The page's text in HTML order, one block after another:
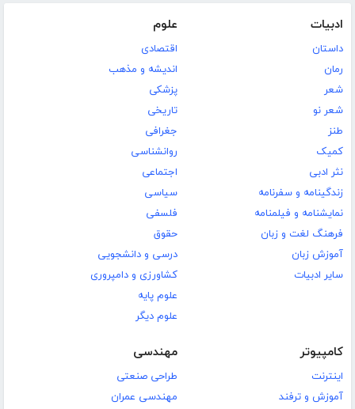
ادبیات
داستان
رمان
شعر
شعر نو
طنز
کمیک
نثر ادبی
زندگینامه و سفرنامه
نمایشنامه و فیلمنامه
فرهنگ لغت و زبان
آموزش زبان
سایر ادبیات
علوم
اقتصادی
اندیشه و مذهب
پزشکی
تاریخی
جغرافی
روانشناسی
اجتماعی
سیاسی
فلسفی
حقوق
درسی و دانشجویی
کشاورزی و دامپروری
علوم پایه
علوم دیگر
کامپیوتر
اینترنت
آموزش و ترفند
مهندسی
طراحی صنعتی
مهندسی عمران